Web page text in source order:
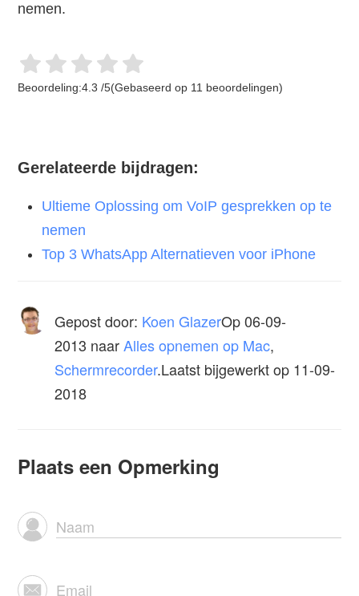
nemen.
Beoordeling:4.3 /5(Gebaseerd op 11 beoordelingen)
Gerelateerde bijdragen:
Ultieme Oplossing om VoIP gesprekken op te
nemen
Top 3 WhatsApp Alternatieven voor iPhone
Gepost door: Koen GlazerOp06-09-
2013 naar Alles opnemen op Mac,
Schermrecorder.Laatst bijgewerkt op 11-09-
2018
Plaats een Opmerking